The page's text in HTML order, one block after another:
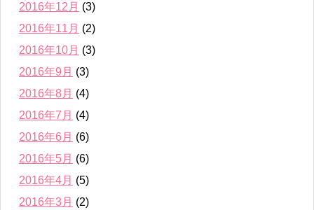
2016年12月 (3)
2016年11月 (2)
2016年10月 (3)
2016年9月 (3)
2016年8月 (4)
2016年7月 (4)
2016年6月 (6)
2016年5月 (6)
2016年4月 (5)
2016年3月 (2)